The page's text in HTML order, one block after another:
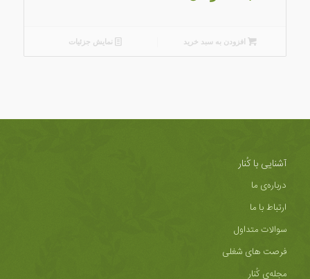
افزودن به سبد خرید نمایش جزئیات
آشنایی با کُنار
درباره‌ی ما
ارتباط با ما
سوالات متداول
فرصت های شغلی
مجله‌ی کُنار